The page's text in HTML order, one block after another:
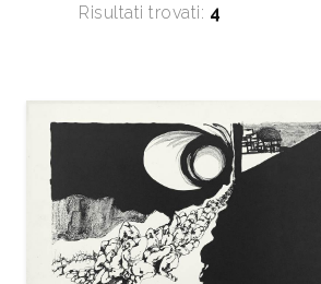
Risultati trovati: 4